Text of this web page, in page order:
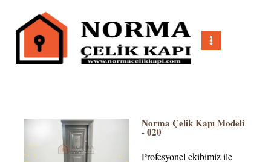
Norma Çelik Kapı Modeli
- 020
Profesyonel ekibimiz ile